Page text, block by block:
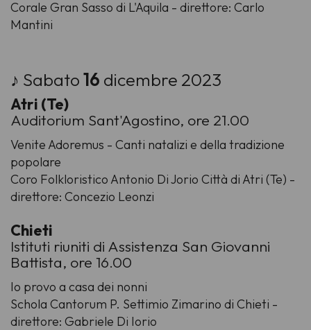
Corale Gran Sasso di L'Aquila - direttore: Carlo
Mantini
♪ Sabato16 dicembre 2023
Atri (Te)
Auditorium Sant'Agostino, ore 21.00
Venite Adoremus - Canti natalizi e della tradizione
popolare
Coro Folkloristico Antonio Di Jorio Città di Atri (Te) -
direttore: Concezio Leonzi
Chieti
Istituti riuniti di Assistenza San Giovanni
Battista, ore 16.00
Io provo a casa dei nonni
Schola Cantorum P. Settimio Zimarino di Chieti -
direttore: Gabriele Di Iorio